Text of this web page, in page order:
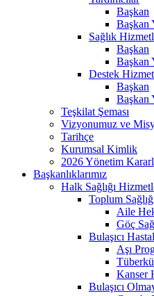
Başkan
Başkan
Sağlık
Başkan
Başkan
Destek
Başkan
Başkan
Teşkilat Şeması
Vizyonumuz ve
Tarihçe
Kurumsal Kimlik
2026 Yönetim
Başkanlıklarımız
Halk Sağlığı
Toplum
Aile
Göç
Bulaşıcı
Aşı
Kanser
Bulaşıcı